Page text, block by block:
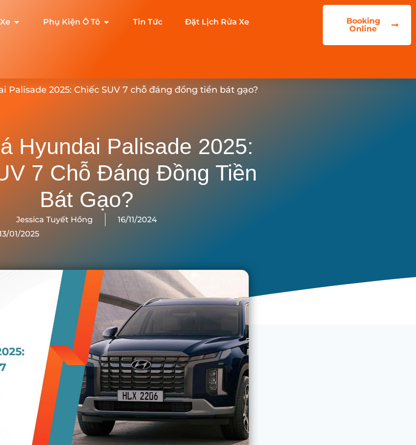
Phụ Kiện Ô Tô Tin Tức Đặt Lịch Rửa Xe
Booking
Online
Palisade 2025: Chiếc SUV 7 chỗ đáng đồng tiền bát gạo?
Hyundai Palisade 2025:
7 Chỗ Đáng Đồng Tiền
Bát Gạo?
Jessica Tuyết Hồng 16/11/2024
01/2025